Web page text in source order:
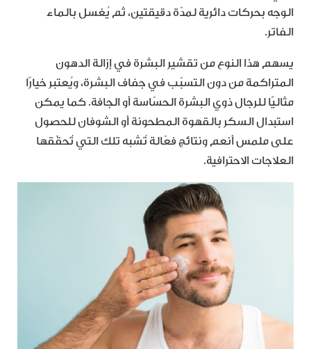
الوجه بحركات دائرية لمدّة دقيقتين، ثم يُغسل بالماء
الفاتر.
يسهم هذا النوع من تقشير البشرة في إزالة الدهون
المتراكمة من دون التسبّب في جفاف البشرة، ويُعتبر خيارًا
مثاليًا للرجال ذوي البشرة الحسّاسة أو الجافة. كما يمكن
استبدال السكر بالقهوة المطحونة أو الشوفان للحصول
على ملمس أنعم ونتائج فعّالة تُشبه تلك التي تُحقّقها
العلاجات الاحترافية.